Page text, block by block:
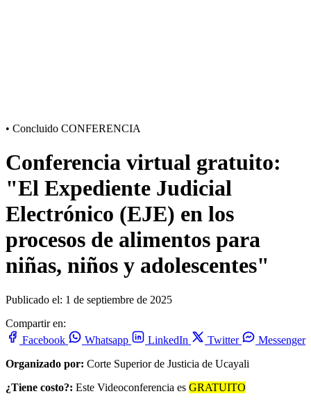
• Concluido CONFERENCIA
Conferencia virtual gratuito:
"El Expediente Judicial
Electrónico (EJE) en los
procesos de alimentos para
niñas, niños y adolescentes"
Publicado el: 1 de septiembre de 2025
Compartir en:
Facebook
Whatsapp LinkedIn Twitter
Messenger
Organizado por: Corte Superior de Justicia de Ucayali
¿Tiene costo?: Este Videoconferencia es GRATUITO